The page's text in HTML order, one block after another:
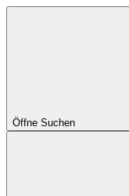
Öffne Suchen